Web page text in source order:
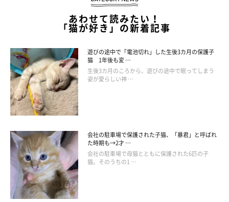
あわせて読みたい！
「猫が好き」の新着記事
遊びの途中で「電池切れ」した生後3カ月の保護子
猫 1年後も変 …
生後3カ月のころから、遊びの途中で眠ってしまう
姿が愛らしい神 …
会社の駐車場で保護された子猫、「暴君」と呼ばれ
た時期も→2才 …
会社の駐車場で母猫とともに保護された6匹の子
猫。そのうちの1 …